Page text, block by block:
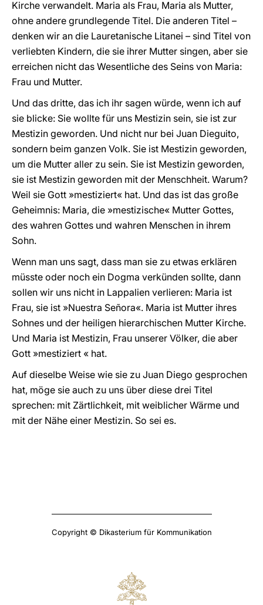
Kirche verwandelt. Maria als Frau, Maria als Mutter,
ohne andere grundlegende Titel. Die anderen Titel –
denken wir an die Lauretanische Litanei – sind Titel von
verliebten Kindern, die sie ihrer Mutter singen, aber sie
erreichen nicht das Wesentliche des Seins von Maria:
Frau und Mutter.
Und das dritte, das ich ihr sagen würde, wenn ich auf
sie blicke: Sie wollte für uns Mestizin sein, sie ist zur
Mestizin geworden. Und nicht nur bei Juan Dieguito,
sondern beim ganzen Volk. Sie ist Mestizin geworden,
um die Mutter aller zu sein. Sie ist Mestizin geworden,
sie ist Mestizin geworden mit der Menschheit. Warum?
Weil sie Gott »mestiziert« hat. Und das ist das große
Geheimnis: Maria, die »mestizische« Mutter Gottes,
des wahren Gottes und wahren Menschen in ihrem
Sohn.
Wenn man uns sagt, dass man sie zu etwas erklären
müsste oder noch ein Dogma verkünden sollte, dann
sollen wir uns nicht in Lappalien verlieren: Maria ist
Frau, sie ist »Nuestra Señora«. Maria ist Mutter ihres
Sohnes und der heiligen hierarchischen Mutter Kirche.
Und Maria ist Mestizin, Frau unserer Völker, die aber
Gott »mestiziert « hat.
Auf dieselbe Weise wie sie zu Juan Diego gesprochen
hat, möge sie auch zu uns über diese drei Titel
sprechen: mit Zärtlichkeit, mit weiblicher Wärme und
mit der Nähe einer Mestizin. So sei es.
Copyright © Dikasterium für Kommunikation